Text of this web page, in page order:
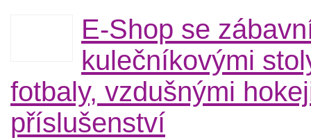
E-Shop se
kulečníkovými
fotbaly, vzdušnými
příslušenství